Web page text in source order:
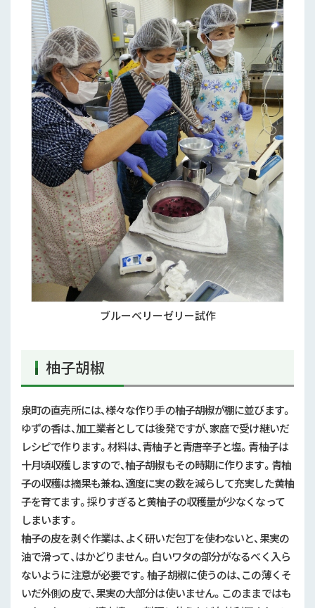
ブルーベリーゼリー試作
柚子胡椒
泉町の直売所には、様々な作り手の柚子胡椒が棚に並びます。
ゆずの香は、加工業者としては後発ですが、家庭で受け継いだ
レシピで作ります。材料は、青柚子と青唐辛子と塩。青柚子は
十月頃収穫しますので、柚子胡椒もその時期に作ります。青柚
子の収穫は摘果も兼ね、適度に実の数を減らして充実した黄柚
子を育てます。採りすぎると黄柚子の収穫量が少なくなって
しまいます。
柚子の皮を剥ぐ作業は、よく研いだ包丁を使わないと、果実の
油で滑って、はかどりません。白いワタの部分がなるべく入ら
ないように注意が必要です。柚子胡椒に使うのは、この薄くそ
いだ外側の皮で、果実の大部分は使いません。このままではも